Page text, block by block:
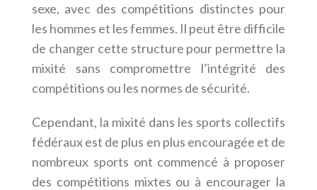
sexe, avec des compétitions distinctes pour
les hommes et les femmes. Il peut être difficile
de changer cette structure pour permettre la
mixité sans compromettre l’intégrité des
compétitions ou les normes de sécurité.
Cependant, la mixité dans les sports collectifs
fédéraux est de plus en plus encouragée et de
nombreux sports ont commencé à proposer
des compétitions mixtes ou à encourager la